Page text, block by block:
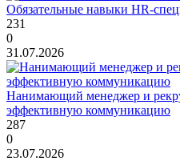
Обязательные навыки HR-
231
0
31.07.2026
Нанимающий менеджер и
эффективную коммуникацию
287
0
23.07.2026